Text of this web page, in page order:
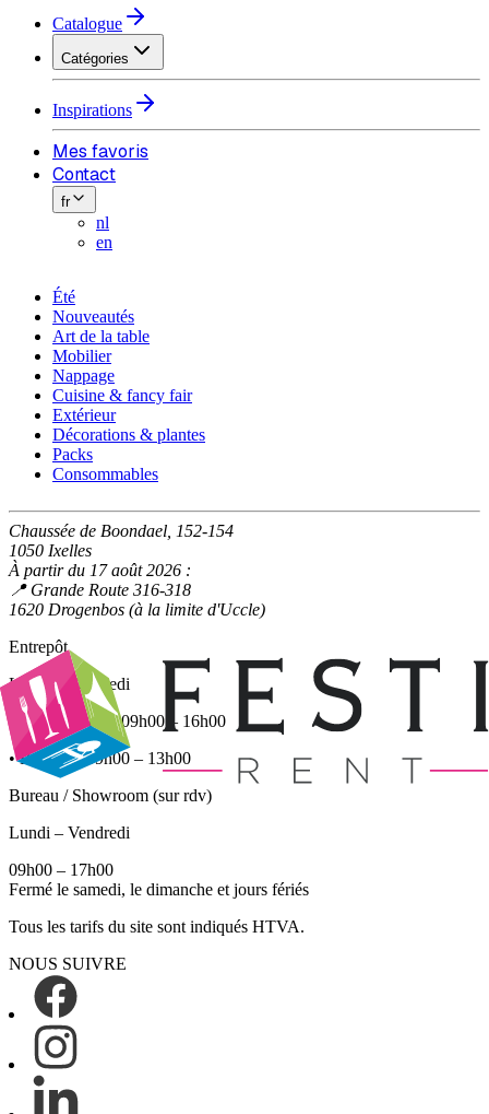
Catalogue
Catégories
Inspirations
Mes favoris
Contact
fr
nl
en
Été
Nouveautés
Art de la table
Mobilier
Nappage
Cuisine & fancy fair
Extérieur
Décorations & plantes
Packs
Consommables
Chaussée de Boondael, 152-154
1050 Ixelles
À partir du 17 août 2026 :
📍 Grande Route 316-318
1620 Drogenbos (à la limite d'Uccle)
Entrepôt
Lundi – Vendredi
• Enlèvements : 09h00 – 16h00
• Retours : 09h00 – 13h00
Bureau / Showroom (sur rdv)
Lundi – Vendredi
09h00 – 17h00
Fermé le samedi, le dimanche et jours fériés
Tous les tarifs du site sont indiqués HTVA.
NOUS SUIVRE